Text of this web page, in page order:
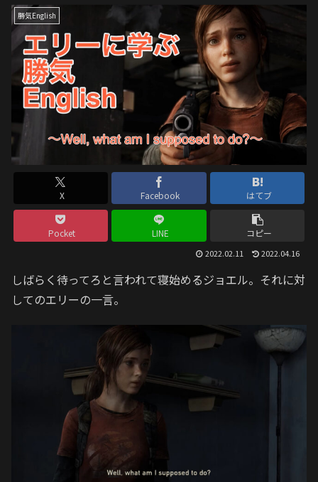
勝気English
X Facebook はてブ
Pocket LINE コピー
2022.02.11 2022.04.16
しばらく待ってろと言われて寝始めるジョエル。それに対
してのエリーの一言。